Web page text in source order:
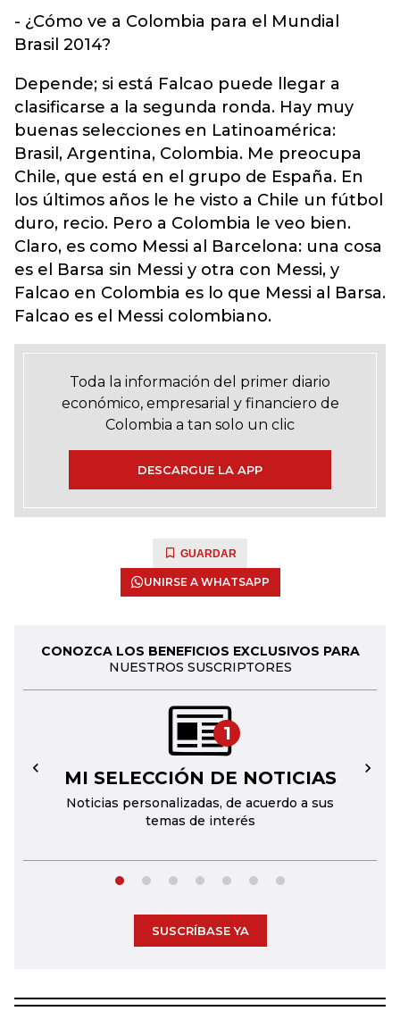
- ¿Cómo ve a Colombia para el Mundial
Brasil 2014?
Depende; si está Falcao puede llegar a
clasificarse a la segunda ronda. Hay muy
buenas selecciones en Latinoamérica:
Brasil, Argentina, Colombia. Me preocupa
Chile, que está en el grupo de España. En
los últimos años le he visto a Chile un fútbol
duro, recio. Pero a Colombia le veo bien.
Claro, es como Messi al Barcelona: una cosa
es el Barsa sin Messi y otra con Messi, y
Falcao en Colombia es lo que Messi al Barsa.
Falcao es el Messi colombiano.
Toda la información del primer diario
económico, empresarial y financiero de
Colombia a tan solo un clic
DESCARGUE LA APP
GUARDAR
UNIRSE A WHATSAPP
CONOZCA LOS BENEFICIOS EXCLUSIVOS PARA
NUESTROS SUSCRIPTORES
1
MI SELECCIÓN DE NOTICIAS
Noticias personalizadas, de acuerdo a sus
temas de interés
← →
SUSCRÍBASE YA